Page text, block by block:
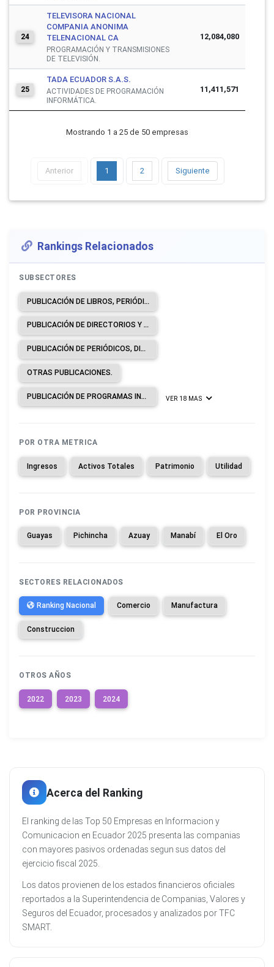
24
TELEVISORA NACIONAL
COMPANIA ANONIMA
TELENACIONAL CA
PROGRAMACIÓN Y TRANSMISIONES
DE TELEVISIÓN.
12,084,080
25
TADA ECUADOR S.A.S.
ACTIVIDADES DE PROGRAMACIÓN
INFORMÁTICA.
11,411,571
Mostrando 1 a 25 de 50 empresas
Anterior 1 2 Siguiente
Rankings Relacionados
SUBSECTORES
PUBLICACIÓN DE LIBROS, PERIÓDICOS Y OTRAS ACTIVIDADES DE PUBLICACIÓN.
PUBLICACIÓN DE DIRECTORIOS Y DE LISTAS DE CORREO.
PUBLICACIÓN DE PERIÓDICOS, DIARIOS Y REVISTAS.
OTRAS PUBLICACIONES.
PUBLICACIÓN DE PROGRAMAS INFORMÁTICOS. VER 18 MAS
POR OTRA METRICA
Ingresos Activos Totales Patrimonio Utilidad
POR PROVINCIA
Guayas Pichincha Azuay Manabí El Oro
SECTORES RELACIONADOS
Ranking Nacional Comercio Manufactura
Construccion
OTROS AÑOS
2022 2023 2024
Acerca del Ranking
El ranking de las Top 50 Empresas en Informacion y
Comunicacion en Ecuador 2025 presenta las companias
con mayores pasivos ordenadas segun sus datos del
ejercicio fiscal 2025.
Los datos provienen de los estados financieros oficiales
reportados a la Superintendencia de Companias, Valores y
Seguros del Ecuador, procesados y analizados por TFC
SMART.